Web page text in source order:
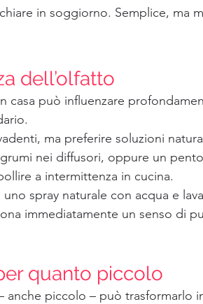
in soggiorno. Semplice, ma
dell’olfatto
casa può influenzare
ma preferire soluzioni
nei diffusori, oppure un
a intermittenza in cucina.
spray naturale con acqua e
immediatamente un senso di
quanto piccolo
piccolo – può trasformarlo